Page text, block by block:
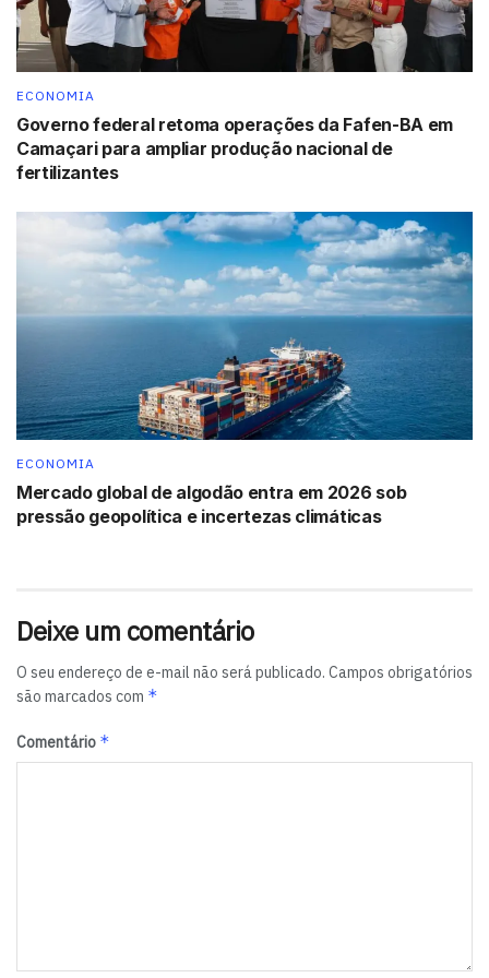
ECONOMIA
Governo federal retoma operações da Fafen-BA em
Camaçari para ampliar produção nacional de
fertilizantes
ECONOMIA
Mercado global de algodão entra em 2026 sob
pressão geopolítica e incertezas climáticas
Deixe um comentário
O seu endereço de e-mail não será publicado. Campos obrigatórios
são marcados com *
Comentário *